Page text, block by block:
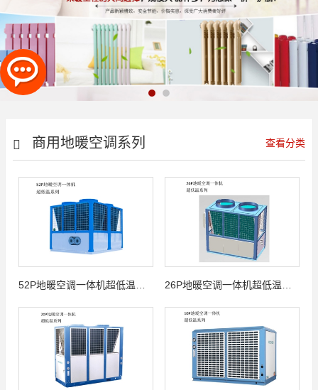
商用地暖空调系列 查看分类